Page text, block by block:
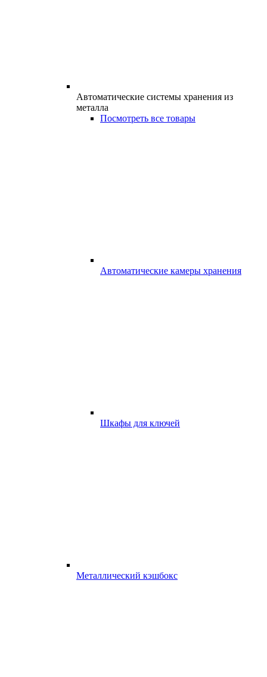
Автоматические системы хранения из
металла
Посмотреть все товары
Автоматические камеры хранения
Шкафы для ключей
Металлический кэшбокс